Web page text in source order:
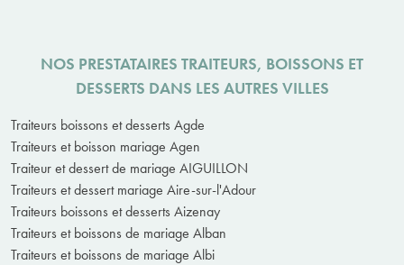
NOS PRESTATAIRES TRAITEURS, BOISSONS ET
DESSERTS DANS LES AUTRES VILLES
Traiteurs boissons et desserts Agde
Traiteurs et boisson mariage Agen
Traiteur et dessert de mariage AIGUILLON
Traiteurs et dessert mariage Aire-sur-l'Adour
Traiteurs boissons et desserts Aizenay
Traiteurs et boissons de mariage Alban
Traiteurs et boissons de mariage Albi